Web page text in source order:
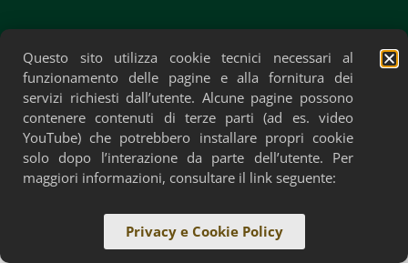
Privacy Policy Cookie Policy Accessibilità
Questo sito utilizza cookie tecnici necessari al
funzionamento delle pagine e alla fornitura dei
servizi richiesti dall’utente. Alcune pagine possono
contenere contenuti di terze parti (ad es. video
YouTube) che potrebbero installare propri cookie
solo dopo l’interazione da parte dell’utente. Per
maggiori informazioni, consultare il link seguente:
Privacy e Cookie Policy